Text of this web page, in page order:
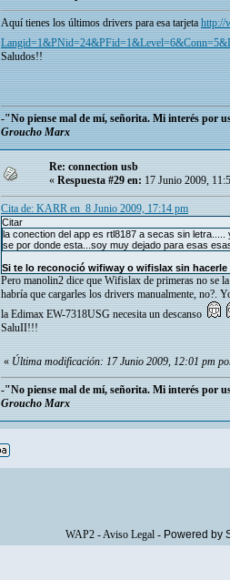
Aquí tienes los últimos drivers para esa tarjetahttp://
Saludos!!
-"No piense mal de mí, señorita. Mi interés por
Groucho Marx
Re: connection usb
« Respuesta #29 en: 17 Junio 2009,
Cita de: KARR en 8 Junio 2009, 17:14 pm
Citar
la conection del app es rtl8187 a secas sin
se por donde esta...soy muy dejado para esas
Si te lo reconoció wifiway o wifislax sin hacerle
Pero manolin2 dice que Wifislax de primeras no se
habría que cargarles los drivers manualmente, no?.
la Edimax EW-7318USG necesita un descanso
SaluII!!!
« Última modificación: 17 Junio 2009, 12:01 pm
-"No piense mal de mí, señorita. Mi interés por
Groucho Marx
WAP2-Aviso Legal- Powered by